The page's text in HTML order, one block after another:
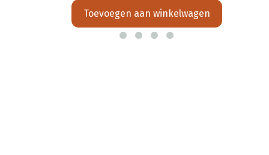
Toevoegen aan winkelwagen